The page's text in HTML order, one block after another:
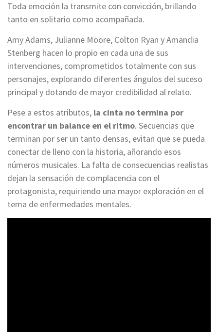
Toda emoción la transmite con convicción, brillando
tanto en solitario como acompañada.
Amy Adams, Julianne Moore, Colton Ryan y Amandia
Stenberg hacen lo propio en cada una de sus
intervenciones, comprometidos totalmente con sus
personajes, explorando diferentes ángulos del suceso
principal y dotando de mayor credibilidad al relato.
Pese a estos atributos, la cinta no termina por
encontrar un balance en el ritmo. Secuencias que
terminan por ser un tanto densas, evitan que se pueda
conectar de lleno con la historia, añorando esos
números musicales. La falta de consecuencias realistas
dejan la sensación de complacencia con el
protagonista, requiriendo una mayor exploración en el
tema de enfermedades mentales.